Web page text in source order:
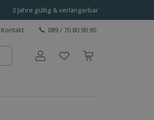
3 Jahre gültig & verlängerbar
Kontakt 089 / 70 80 90 90
Benutzerkonto